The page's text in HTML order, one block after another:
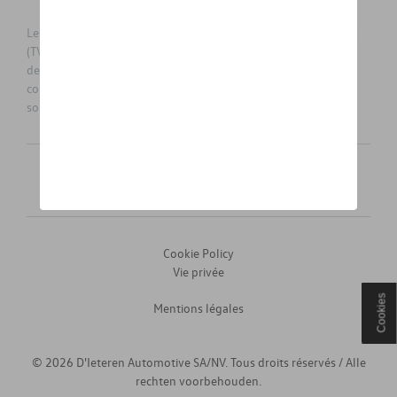
Les prix affichés sur le présent site sont des prix recommandés
(TVAc), hors éventuels frais de montage. Pour connaitre le prix
de vente actuel et les éventuels frais de montage, veuillez
contacter votre concessionnaire/agent. Les prix recommandés
sont sujets à des changements sans préavis.
Mentions légales
Cookie Policy
Vie privée
© 2026 D'Ieteren Automotive SA/NV. Tous droits réservés / Alle
rechten voorbehouden.
Cookies